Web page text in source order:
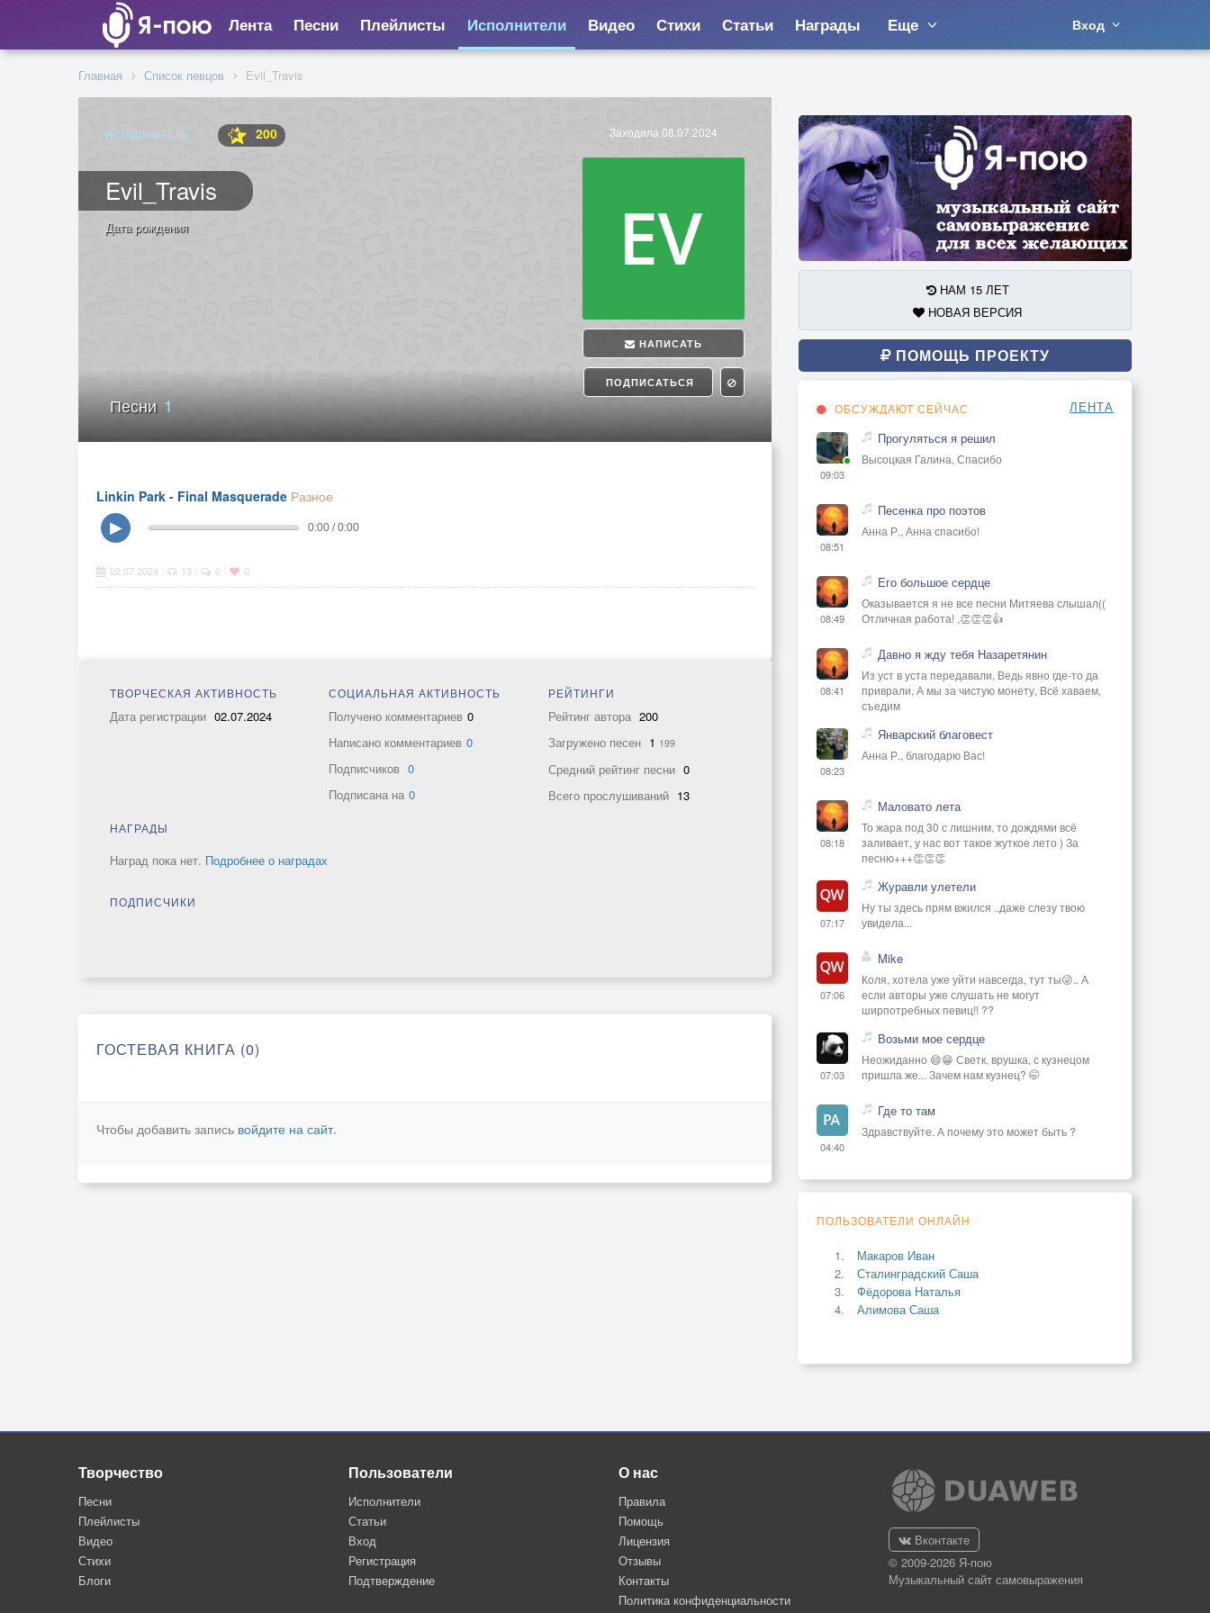
Лента Песни Плейлисты Исполнители Видео Стихи Статьи Награды Еще Вход
Главная Список певцов Evil_Travis
ИСПОЛНИТЕЛЬ 200
Evil_Travis
Заходила 08.07.2024
НАПИСАТЬ
ПОДПИСАТЬСЯ
Дата рождения
Песни1
Linkin Park - Final Masquerade Разное
▶
0:00 / 0:00
02.07.2024 13 0 0
ТВОРЧЕСКАЯ АКТИВНОСТЬ
Дата регистрации 02.07.2024
СОЦИАЛЬНАЯ АКТИВНОСТЬ
Получено комментариев 0
Написано комментариев 0
Подписчиков 0
Подписана на 0
РЕЙТИНГИ
Рейтинг автора 200
Загружено песен 1 199
Средний рейтинг песни 0
Всего прослушиваний 13
НАГРАДЫ
Наград пока нет. Подробнее о наградах
ПОДПИСЧИКИ
ГОСТЕВАЯ КНИГА (0)
Чтобы добавить запись войдите на сайт.
НАМ 15 ЛЕТ
НОВАЯ ВЕРСИЯ
ПОМОЩЬ ПРОЕКТУ
ОБСУЖДАЮТ СЕЙЧАС ЛЕНТА
09:03
Прогуляться я решил
Высоцкая Галина, Спасибо
08:51
Песенка про поэтов
Анна Р., Анна спасибо!
08:49
Его большое сердце
Оказывается я не все песни Митяева слышал((
Отличная работа! ,👏👏👏👍
08:41
Давно я жду тебя Назаретянин
Из уст в уста передавали, Ведь явно где-то да
приврали, А мы за чистую монету, Всё хаваем,
съедим
08:23
Январский благовест
Анна Р., благодарю Вас!
08:18
Маловато лета
То жара под 30 с лишним, то дождями всё
заливает, у нас вот такое жуткое лето ) За
песню+++👏👏👏
07:17
Журавли улетели
Ну ты здесь прям вжился ..даже слезу твою
увидела...
07:06
Mike
Коля, хотела уже уйти навсегда, тут ты😜.. А
если авторы уже слушать не могут
ширпотребных певиц!! ??
07:03
Возьми мое сердце
Неожиданно 😄😁 Светк, врушка, с кузнецом
пришла же... Зачем нам кузнец? 🤭
04:40
Где то там
Здравствуйте. А почему это может быть ?
ПОЛЬЗОВАТЕЛИ ОНЛАЙН
Макаров Иван
Сталинградский Саша
Фёдорова Наталья
Алимова Саша
Творчество
Песни
Плейлисты
Видео
Стихи
Блоги
Пользователи
Исполнители
Статьи
Вход
Регистрация
Подтверждение
О нас
Правила
Помощь
Лицензия
Отзывы
Контакты
Политика конфиденциальности
Вконтакте
© 2009-2026 Я-пою
Музыкальный сайт самовыражения